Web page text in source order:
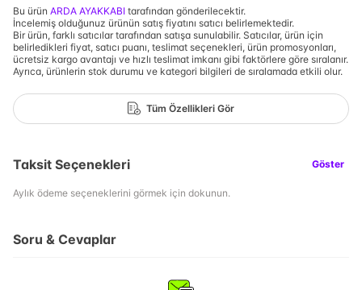
Bu ürün ARDA AYAKKABI tarafından gönderilecektir.
İncelemiş olduğunuz ürünün satış fiyatını satıcı belirlemektedir.
Bir ürün, farklı satıcılar tarafından satışa sunulabilir. Satıcılar, ürün için
belirledikleri fiyat, satıcı puanı, teslimat seçenekleri, ürün promosyonları,
ücretsiz kargo avantajı ve hızlı teslimat imkanı gibi faktörlere göre sıralanır.
Ayrıca, ürünlerin stok durumu ve kategori bilgileri de sıralamada etkili olur.
Tüm Özellikleri Gör
Taksit Seçenekleri Göster
Aylık ödeme seçeneklerini görmek için dokunun.
Soru & Cevaplar